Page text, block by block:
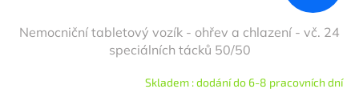
Nemocniční tabletový vozík - ohřev a chlazení - vč. 24
speciálních tácků 50/50
Skladem : dodání do 6-8 pracovních dní